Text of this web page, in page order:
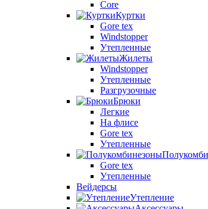
Core
Куртки
Gore tex
Windstopper
Утепленные
Жилеты
Windstopper
Утепленные
Разгрузочные
Брюки
Легкие
На флисе
Gore tex
Утепленные
Gore tex
Утепленные
Вейдерсы
Утепление